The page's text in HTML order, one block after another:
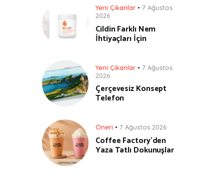
Yeni Çıkanlar
7 Ağustos
2026
Cildin Farklı Nem
İhtiyaçları İçin
Yeni Çıkanlar
7 Ağustos
2026
Çerçevesiz Konsept
Telefon
Öneri 7 Ağustos 2026
Coffee Factory’den
Yaza Tatlı Dokunuşlar